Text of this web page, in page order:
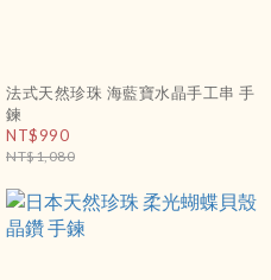
法式天然珍珠 海藍寶水晶手工串 手
鍊
NT$990
NT$1,080